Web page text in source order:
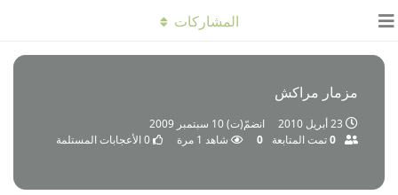
مزمار مراكش
23 أبريل 2010 انضمّ(ت)10 سبتمبر 2009
0تمت المتابعة 0 شاهد 1 مرة 0الأعجابات المستلمة
المشاركات